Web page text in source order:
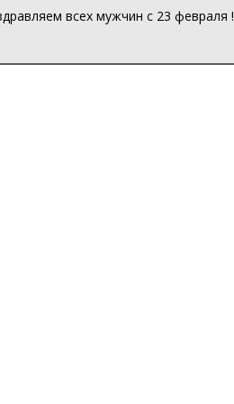
всех мужчин с 23 февраля !